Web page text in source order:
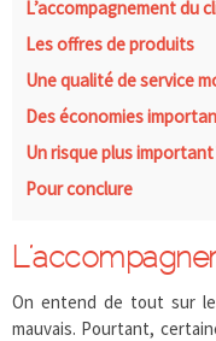
L’accompagnement du
Les offres de produits
Une qualité de service
Des économies
Un risque plus important
Pour conclure
On entend de tout sur
mauvais. Pourtant,